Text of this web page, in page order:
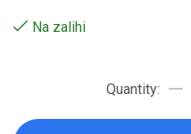
Na zalihi